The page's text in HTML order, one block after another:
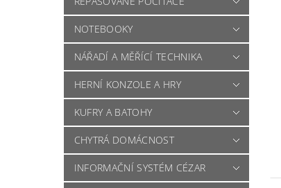
NOTEBOOKY
NÁŘADÍ A MĚŘÍCÍ TECHNIKA
HERNÍ KONZOLE A HRY
KUFRY A BATOHY
CHYTRÁ DOMÁCNOST
INFORMAČNÍ SYSTÉM CÉZAR